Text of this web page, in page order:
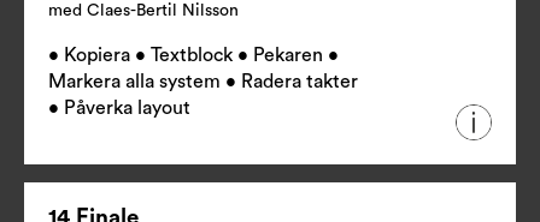
med Claes-Bertil Nilsson
• Kopiera • Textblock • Pekaren •
Markera alla system • Radera takter
• Påverka layout